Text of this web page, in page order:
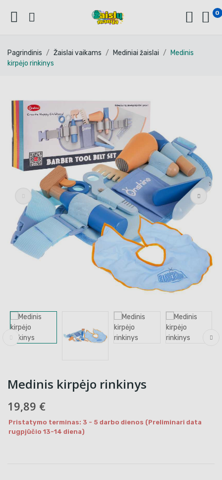
0
Pagrindinis Žaislai vaikams Mediniai žaislai
Medinis
kirpėjo rinkinys
Medinis kirpėjo rinkinys
19,89 €
Pristatymo terminas: 3 - 5 darbo dienos (Preliminari data
rugpjūčio 13-14 diena)